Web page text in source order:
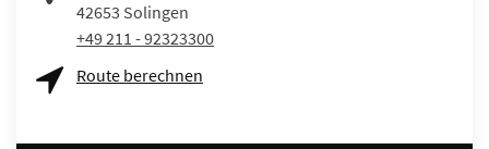
42653 Solingen
+49 211 - 92323300
Route berechnen